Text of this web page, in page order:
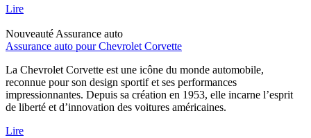
Lire
Nouveauté Assurance auto
Assurance auto pour Chevrolet Corvette
La Chevrolet Corvette est une icône du monde automobile,
reconnue pour son design sportif et ses performances
impressionnantes. Depuis sa création en 1953, elle incarne l’esprit
de liberté et d’innovation des voitures américaines.
Lire